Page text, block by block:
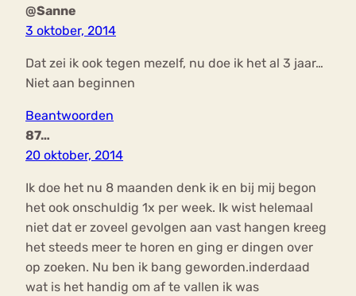
@Sanne
3 oktober, 2014
Dat zei ik ook tegen mezelf, nu doe ik het al 3 jaar…
Niet aan beginnen
Beantwoorden
87…
20 oktober, 2014
Ik doe het nu 8 maanden denk ik en bij mij begon
het ook onschuldig 1x per week. Ik wist helemaal
niet dat er zoveel gevolgen aan vast hangen kreeg
het steeds meer te horen en ging er dingen over
op zoeken. Nu ben ik bang geworden.inderdaad
wat is het handig om af te vallen ik was